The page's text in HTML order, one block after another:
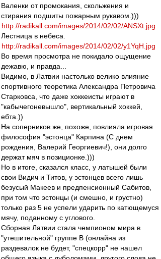
Валенки от промокания, скольжения и
стирания подшиты пожарным рукавом.)))
http://radikall.com/images/2014/02/02/ANSXt.jpg
Лестница в небеса.
http://radikall.com/images/2014/02/02/y1YqH.jpg
Во время просмотра не покидало ощущение
дежавю, и правда...
Видимо, в Латвии настолько велико влияние
спортивного теоретика Александра Петровича
Старковса, что даже хоккеисты играют в
"кабычегоневышло", вертикальный хоккей,
ебта.))
На соперников же, похоже, повлияла игровая
философия "эстонца" Карпина (С днем
рождения, Валерий Георгиевич!), они долго
держат мяч в позиционке.)))
Но в итоге, сказался класс, у латышей были
свои Видич и Титов, у эстонцев всего лишь
безусый Макеев и предпенсионный Сабитов,
при том что эстонцы (и смешно, и грустно)
только раз 5 не успели ударить по катющемуся
мячу, поданному с углового.
Сборная Латвии стала чемпионом мира в
"утешительной" группе В (онлайна из
раздевалок не будет, "спецкорр" не нашел